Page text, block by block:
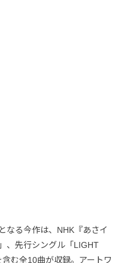
なる今作は、NHK『あさイ
、先行シングル「LIGHT
む全10曲が収録。アートワ